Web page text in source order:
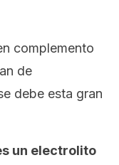
complemento
de
debe esta gran
un electrolito